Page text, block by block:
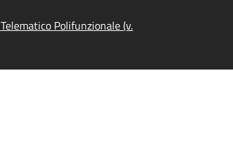
Polifunzionale (v.